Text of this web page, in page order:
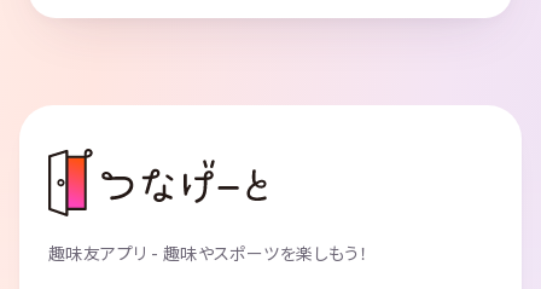
趣味友アプリ - 趣味やスポーツを楽しもう！